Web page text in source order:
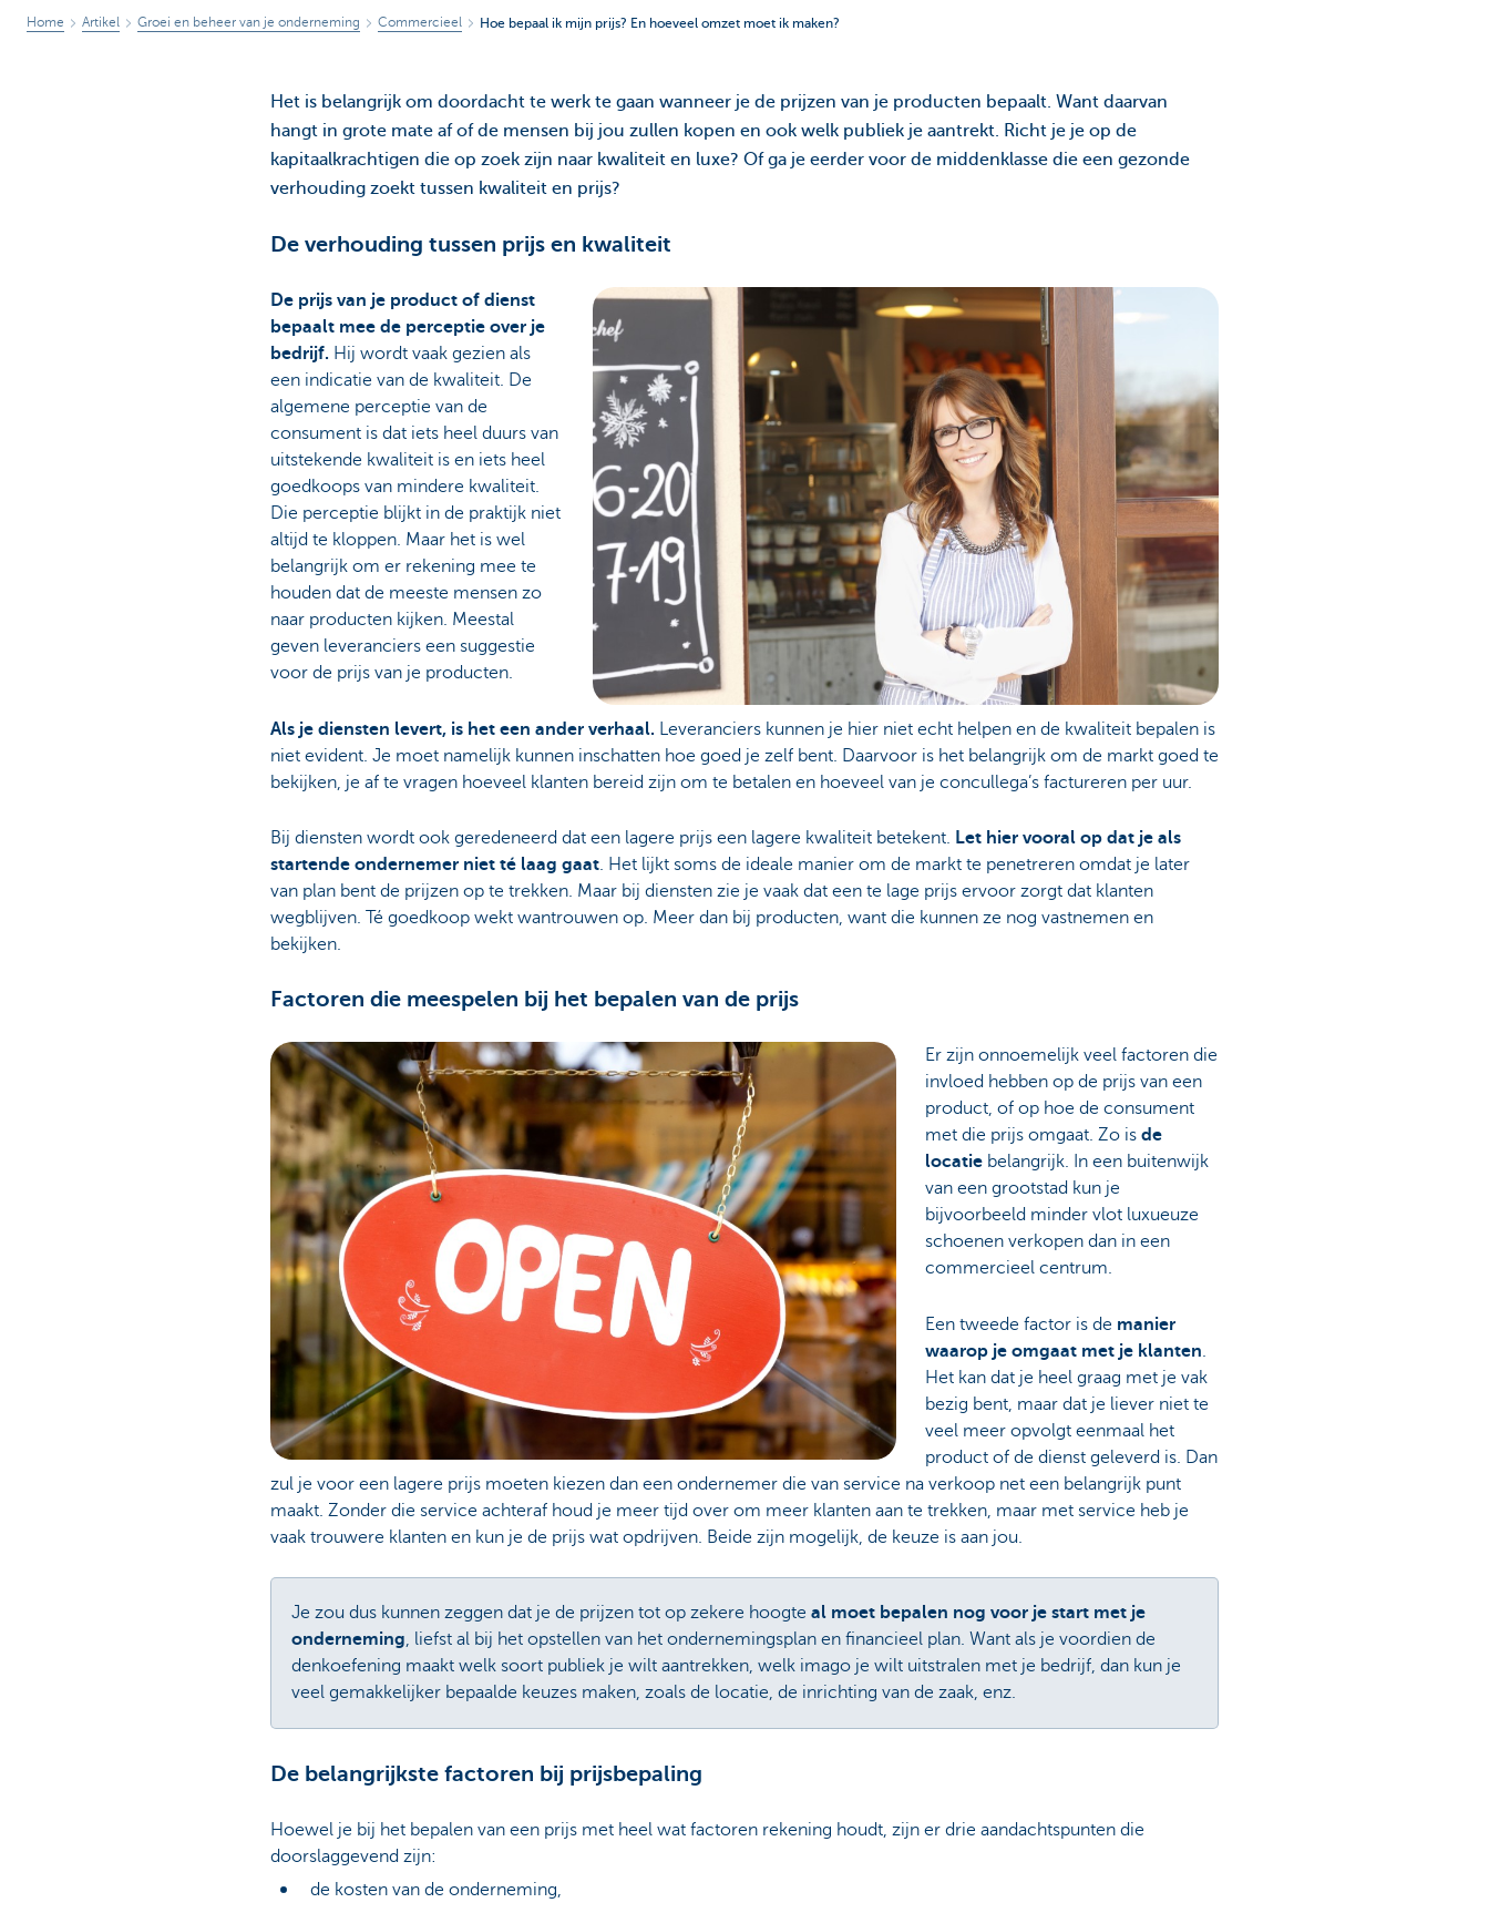
Home Artikel Groei en beheer van je onderneming Commercieel Hoe bepaal ik mijn prijs? En hoeveel omzet moet ik maken?
Het is belangrijk om doordacht te werk te gaan wanneer je de prijzen van je producten bepaalt. Want daarvan
hangt in grote mate af of de mensen bij jou zullen kopen en ook welk publiek je aantrekt. Richt je je op de
kapitaalkrachtigen die op zoek zijn naar kwaliteit en luxe? Of ga je eerder voor de middenklasse die een gezonde
verhouding zoekt tussen kwaliteit en prijs?
De verhouding tussen prijs en kwaliteit
De prijs van je product of dienst
bepaalt mee de perceptie over je
bedrijf. Hij wordt vaak gezien als
een indicatie van de kwaliteit. De
algemene perceptie van de
consument is dat iets heel duurs van
uitstekende kwaliteit is en iets heel
goedkoops van mindere kwaliteit.
Die perceptie blijkt in de praktijk niet
altijd te kloppen. Maar het is wel
belangrijk om er rekening mee te
houden dat de meeste mensen zo
naar producten kijken. Meestal
geven leveranciers een suggestie
voor de prijs van je producten.
Als je diensten levert, is het een ander verhaal. Leveranciers kunnen je hier niet echt helpen en de kwaliteit bepalen is
niet evident. Je moet namelijk kunnen inschatten hoe goed je zelf bent. Daarvoor is het belangrijk om de markt goed te
bekijken, je af te vragen hoeveel klanten bereid zijn om te betalen en hoeveel van je concullega’s factureren per uur.
Bij diensten wordt ook geredeneerd dat een lagere prijs een lagere kwaliteit betekent. Let hier vooral op dat je als
startende ondernemer niet té laag gaat. Het lijkt soms de ideale manier om de markt te penetreren omdat je later
van plan bent de prijzen op te trekken. Maar bij diensten zie je vaak dat een te lage prijs ervoor zorgt dat klanten
wegblijven. Té goedkoop wekt wantrouwen op. Meer dan bij producten, want die kunnen ze nog vastnemen en
bekijken.
Factoren die meespelen bij het bepalen van de prijs
Er zijn onnoemelijk veel factoren die
invloed hebben op de prijs van een
product, of op hoe de consument
met die prijs omgaat. Zo isde
locatie belangrijk. In een buitenwijk
van een grootstad kun je
bijvoorbeeld minder vlot luxueuze
schoenen verkopen dan in een
commercieel centrum.
Een tweede factor is de manier
waarop je omgaat met je klanten
Het kan dat je heel graag met je vak
bezig bent, maar dat je liever niet te
veel meer opvolgt eenmaal het
product of de dienst geleverd is. Dan
zul je voor een lagere prijs moeten kiezen dan een ondernemer die van service na verkoop net een belangrijk punt
maakt. Zonder die service achteraf houd je meer tijd over om meer klanten aan te trekken, maar met service heb je
vaak trouwere klanten en kun je de prijs wat opdrijven. Beide zijn mogelijk, de keuze is aan jou.
Je zou dus kunnen zeggen dat je de prijzen tot op zekere hoogte al moet bepalen nog voor je start met je
onderneming, liefst al bij het opstellen van het ondernemingsplan en financieel plan. Want als je voordien de
denkoefening maakt welk soort publiek je wilt aantrekken, welk imago je wilt uitstralen met je bedrijf, dan kun je
veel gemakkelijker bepaalde keuzes maken, zoals de locatie, de inrichting van de zaak, enz.
De belangrijkste factoren bij prijsbepaling
Hoewel je bij het bepalen van een prijs met heel wat factoren rekening houdt, zijn er drie aandachtspunten die
doorslaggevend zijn:
de kosten van de onderneming,